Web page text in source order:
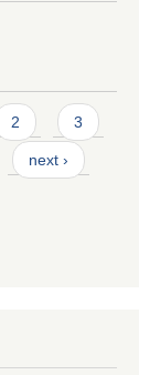
2 3
next ›